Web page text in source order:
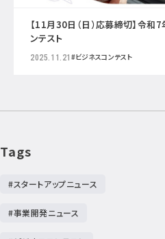
【11月30日（日）応募締切】令和
ンテスト
2025.11.21 #ビジネスコンテスト
Tags
#スタートアップニュース
#事業開発ニュース